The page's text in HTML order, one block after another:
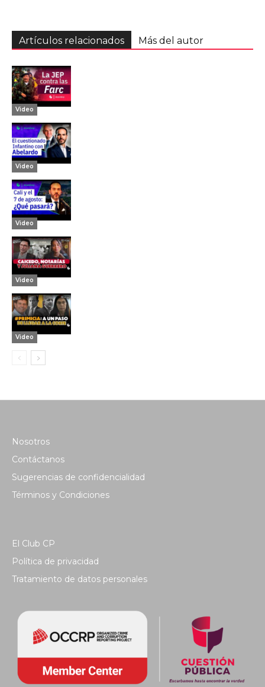
Artículos relacionados Más del autor
Video
Video
Video
Video
Video
Nosotros
Contáctanos
Sugerencias de confidencialidad
Términos y Condiciones
El Club CP
Política de privacidad
Tratamiento de datos personales